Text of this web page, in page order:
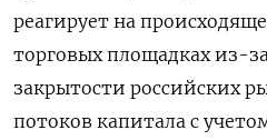
реагирует на
торговых площадках из-
закрытости российских
потоков капитала с